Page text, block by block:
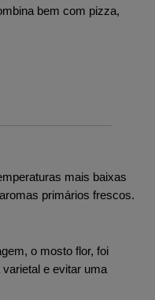
bem com pizza,
mais baixas
primários frescos.
o mosto flor, foi
e evitar uma